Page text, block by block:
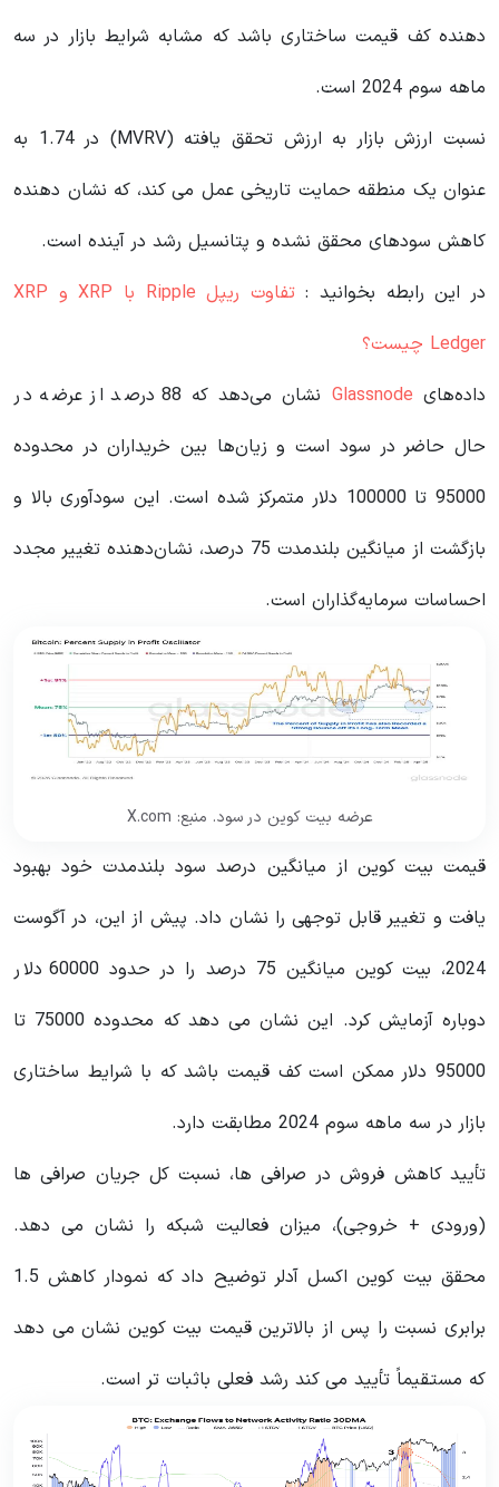
دهنده کف قیمت ساختاری باشد که مشابه شرایط بازار در سه
ماهه سوم 2024 است.
نسبت ارزش بازار به ارزش تحقق یافته (MVRV) در 1.74 به
عنوان یک منطقه حمایت تاریخی عمل می کند، که نشان دهنده
کاهش سودهای محقق نشده و پتانسیل رشد در آینده است.
در این رابطه بخوانید‌ :
تفاوت ریپل Ripple با XRP و XRP
Ledger چیست؟
داده‌های Glassnode
نشان می‌دهد که 88 درصد از عرضه در
حال حاضر در سود است و زیان‌ها بین خریداران در محدوده
95000 تا 100000 دلار متمرکز شده است. این سودآوری بالا و
بازگشت از میانگین بلندمدت 75 درصد، نشان‌دهنده تغییر مجدد
احساسات سرمایه‌گذاران است.
عرضه بیت کوین در سود. منبع: X.com
قیمت بیت کوین از میانگین درصد سود بلندمدت خود بهبود
یافت و تغییر قابل توجهی را نشان داد. پیش از این، در آگوست
2024، بیت کوین میانگین 75 درصد را در حدود 60000 دلار
دوباره آزمایش کرد. این نشان می دهد که محدوده 75000 تا
95000 دلار ممکن است کف قیمت باشد که با شرایط ساختاری
بازار در سه ماهه سوم 2024 مطابقت دارد.
تأیید کاهش فروش در صرافی ها، نسبت کل جریان صرافی ها
(ورودی + خروجی)، میزان فعالیت شبکه را نشان می دهد.
محقق بیت کوین اکسل آدلر توضیح داد که نمودار کاهش 1.5
برابری نسبت را پس از بالاترین قیمت بیت کوین نشان می دهد
که مستقیماً تأیید می کند رشد فعلی باثبات تر است.